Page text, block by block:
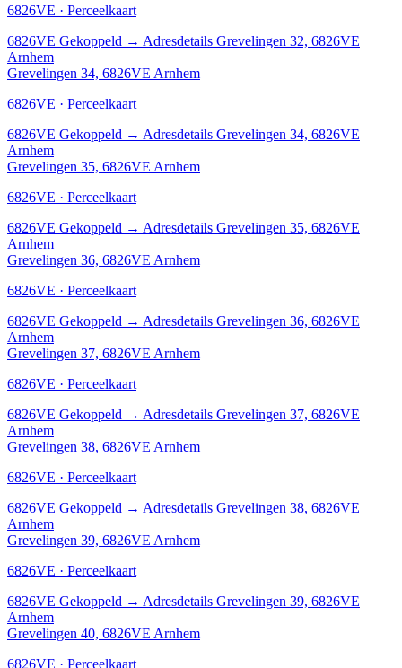
6826VE · Perceelkaart
6826VE Gekoppeld → Adresdetails Grevelingen 32, 6826VE
Arnhem
Grevelingen 34, 6826VE Arnhem
6826VE · Perceelkaart
6826VE Gekoppeld → Adresdetails Grevelingen 34, 6826VE
Arnhem
Grevelingen 35, 6826VE Arnhem
6826VE · Perceelkaart
6826VE Gekoppeld → Adresdetails Grevelingen 35, 6826VE
Arnhem
Grevelingen 36, 6826VE Arnhem
6826VE · Perceelkaart
6826VE Gekoppeld → Adresdetails Grevelingen 36, 6826VE
Arnhem
Grevelingen 37, 6826VE Arnhem
6826VE · Perceelkaart
6826VE Gekoppeld → Adresdetails Grevelingen 37, 6826VE
Arnhem
Grevelingen 38, 6826VE Arnhem
6826VE · Perceelkaart
6826VE Gekoppeld → Adresdetails Grevelingen 38, 6826VE
Arnhem
Grevelingen 39, 6826VE Arnhem
6826VE · Perceelkaart
6826VE Gekoppeld → Adresdetails Grevelingen 39, 6826VE
Arnhem
Grevelingen 40, 6826VE Arnhem
6826VE · Perceelkaart